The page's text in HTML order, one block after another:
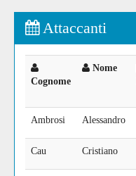
Attaccanti
Cognome
Nome
Ambrosi Alessandro
Cau Cristiano